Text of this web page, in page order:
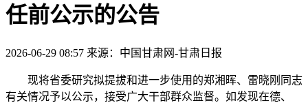
任前公示的公告
2026-06-29 08:57 来源：中国甘肃网-甘肃日报
现将省委研究拟提拔和进一步使用的郑湘晖、雷晓刚同志
有关情况予以公示，接受广大干部群众监督。如发现在德、